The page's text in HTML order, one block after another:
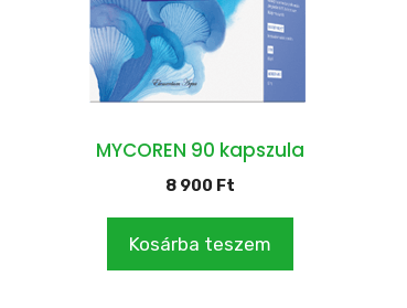
MYCOREN 90 kapszula
8 900 Ft
Kosárba teszem